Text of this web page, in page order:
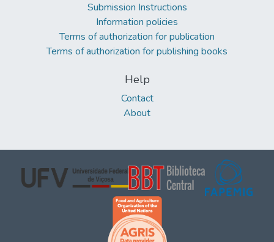
Submission Instructions
Information policies
Terms of authorization for publication
Terms of authorization for publishing books
Help
Contact
About